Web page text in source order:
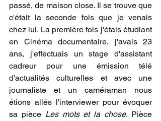
passé, de maison close. Il se trouve que
c'était la seconde fois que je venais
chez lui. La première fois j'étais étudiant
en Cinéma documentaire, j'avais 23
ans, j'effectuais un stage d'assistant
cadreur pour une émission télé
d'actualités culturelles et avec une
journaliste et un caméraman nous
étions allés l'interviewer pour évoquer
sa pièce Les mots et la chose. Pièce